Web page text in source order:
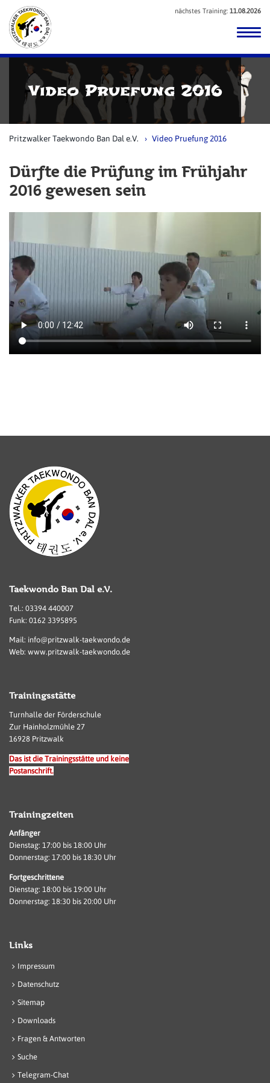
nächstes Training: 11.08.2026
Video Pruefung 2016
Pritzwalker Taekwondo Ban Dal e.V. Video Pruefung 2016
Dürfte die Prüfung im Frühjahr
2016 gewesen sein
Taekwondo Ban Dal e.V.
Tel.: 03394 440007
Funk: 0162 3395895
Mail: info@pritzwalk-taekwondo.de
Web: www.pritzwalk-taekwondo.de
Trainingsstätte
Turnhalle der Förderschule
Zur Hainholzmühle 27
16928 Pritzwalk
Das ist die Trainingsstätte und keine
Postanschrift.
Trainingzeiten
Anfänger
Dienstag: 17:00 bis 18:00 Uhr
Donnerstag: 17:00 bis 18:30 Uhr
Fortgeschrittene
Dienstag: 18:00 bis 19:00 Uhr
Donnerstag: 18:30 bis 20:00 Uhr
Links
Impressum
Datenschutz
Sitemap
Downloads
Fragen & Antworten
Suche
Telegram-Chat